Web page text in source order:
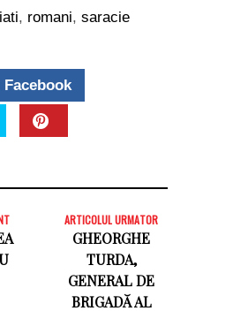
, romani, saracie
Facebook
ARTICOLUL URMATOR
GHEORGHE
TURDA,
GENERAL DE
BRIGADĂ AL